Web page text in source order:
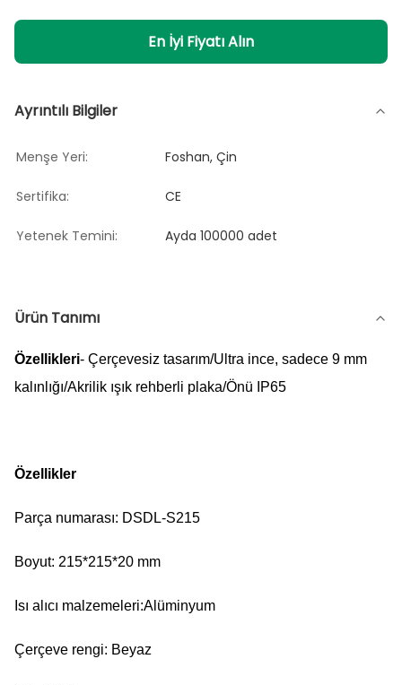
En İyi Fiyatı Alın
Ayrıntılı Bilgiler
Menşe Yeri: Foshan, Çin
Sertifika: CE
Yetenek Temini: Ayda 100000 adet
Ürün Tanımı
Özellikleri- Çerçevesiz tasarım/Ultra ince, sadece 9 mm
kalınlığı/Akrilik ışık rehberli plaka/Önü IP65
Özellikler
Parça numarası: DSDL-S215
Boyut: 215*215*20 mm
Isı alıcı malzemeleri:Alüminyum
Çerçeve rengi: Beyaz